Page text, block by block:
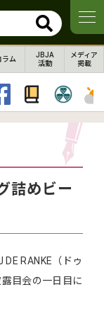
ラム
JBJA
活動
メディア
掲載
詰めビー
RANKE（ドゥ
目会の一日目に